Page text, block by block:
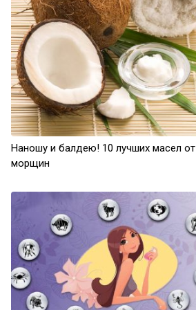
Наношу и балдею! 10 лучших масел от
морщин